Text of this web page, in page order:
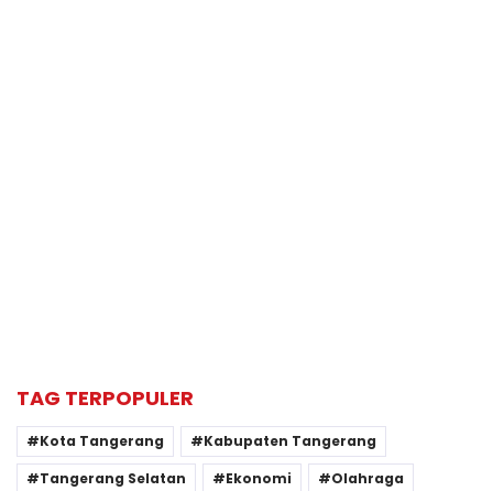
TAG TERPOPULER
Kota Tangerang
Kabupaten Tangerang
Tangerang Selatan
Ekonomi
Olahraga